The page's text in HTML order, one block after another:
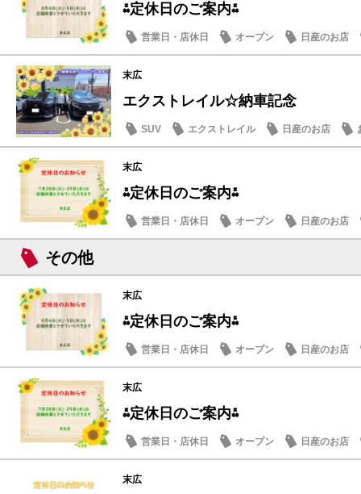
⁂定休日のご案内⁂
営業日・店休日 オープン 日産のお店
末広
エクストレイル☆納車記念
SUV エクストレイル 日産のお店
末広
⁂定休日のご案内⁂
営業日・店休日 オープン 日産のお店
その他
末広
⁂定休日のご案内⁂
営業日・店休日 オープン 日産のお店
末広
⁂定休日のご案内⁂
営業日・店休日 オープン 日産のお店
末広